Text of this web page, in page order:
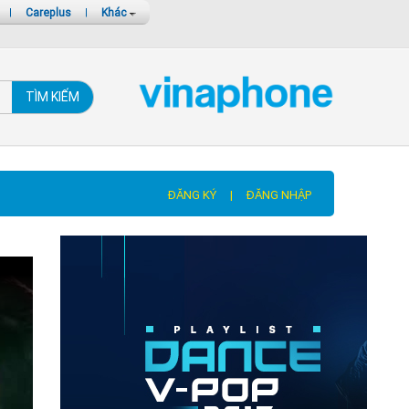
| Careplus | Khác
TÌM KIẾM
ĐĂNG KÝ | ĐĂNG NHẬP